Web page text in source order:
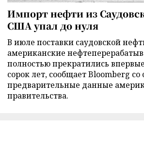
Импорт нефти из
США упал до нуля
В июле поставки саудовской
американские
полностью прекратились
сорок лет, сообщает Bloomberg
предварительные данные
правительства.